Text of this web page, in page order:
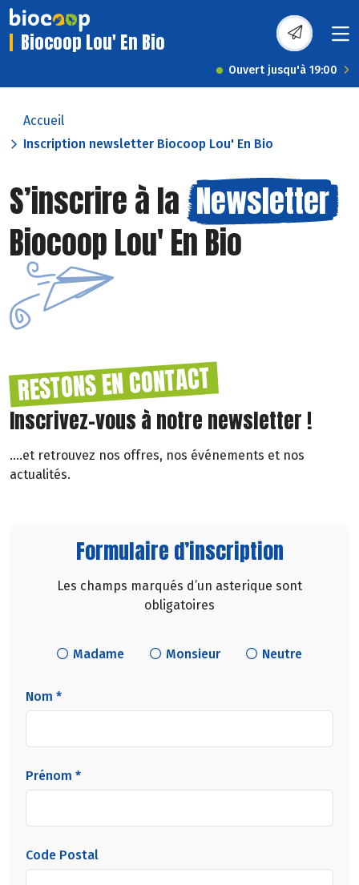
Biocoop Lou' En Bio
Ouvert jusqu'à 19:00
Accueil
Inscription newsletter Biocoop Lou' En Bio
S’inscrire à la Newsletter
Biocoop Lou' En Bio
RESTONS EN CONTACT
Inscrivez-vous à notre newsletter !
....et retrouvez nos offres, nos événements et nos
actualités.
Formulaire d’inscription
Les champs marqués d’un asterique sont
obligatoires
Madame Monsieur Neutre
Nom *
Prénom *
Code Postal